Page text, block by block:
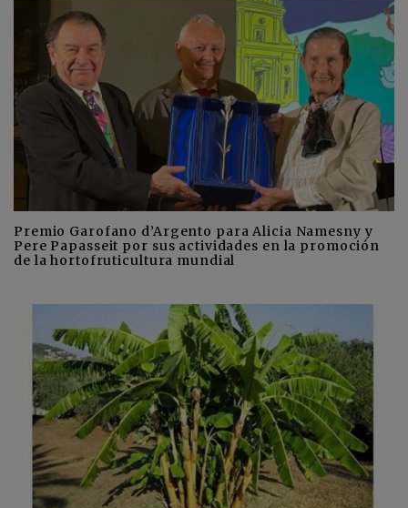
Premio Garofano d’Argento para Alicia Namesny y
Pere Papasseit por sus actividades en la promoción
de la hortofruticultura mundial